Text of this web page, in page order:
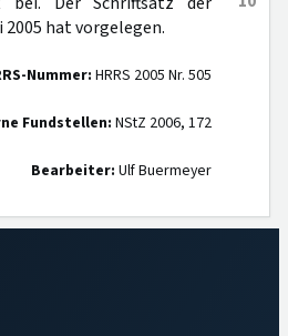
2005 hat vorgelegen.
Nummer: HRRS 2005 Nr. 505
Fundstellen: NStZ 2006, 172
Bearbeiter: Ulf Buermeyer